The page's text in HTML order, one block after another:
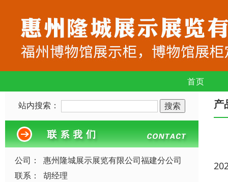
首页
站内搜索：
公司：
惠州隆城展示展览有限公司福建分公司
联系：
胡经理
产